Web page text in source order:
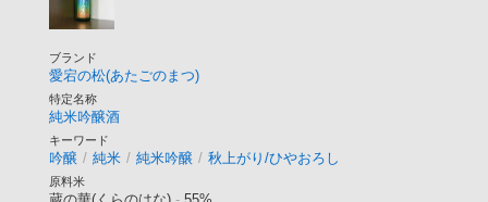
ブランド
愛宕の松(あたごのまつ)
特定名称
純米吟醸酒
キーワード
吟醸 / 純米 / 純米吟醸 / 秋上がり/ひやおろし
原料米